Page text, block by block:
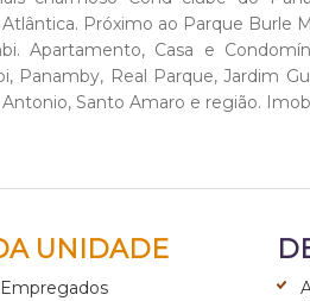
Próximo ao Parque Burle
Apartamento, Casa e
Panamby, Real Parque, Jardim
Antonio, Santo Amaro e região.
UNIDADE